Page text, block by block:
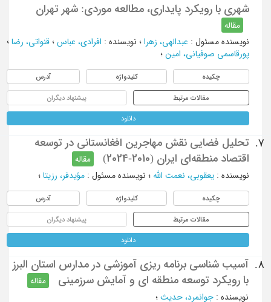
شهری با رویکرد پایداری، مطالعه موردی: شهر تهران
مقاله
نویسنده مسئول : عبدالهی، زهرا ؛ نویسنده: افرادی، عباس ؛ قنواتی، رضا؛
پورقاسمی صوفیانی، امین؛
چکیده کلیدواژه آدرس
مقالات مرتبط پیشنهاد دیگران
دانلود
7.
تحلیل فضایی نقش مهاجرین افغانستانی در توسعه
اقتصاد منطقه‌ای ایران (2010-2024)
مقاله
نویسنده: یعقوبی، نعمت الله؛ نویسنده مسئول : مؤیدفر، رزیتا؛
چکیده کلیدواژه آدرس
مقالات مرتبط پیشنهاد دیگران
دانلود
8.
آسیب شناسی برنامه ریزی آموزشی در مدارس استان البرز
با رویکرد توسعه منطقه ای و آمایش سرزمینی
مقاله
نویسنده: جوانمرد، حديث؛